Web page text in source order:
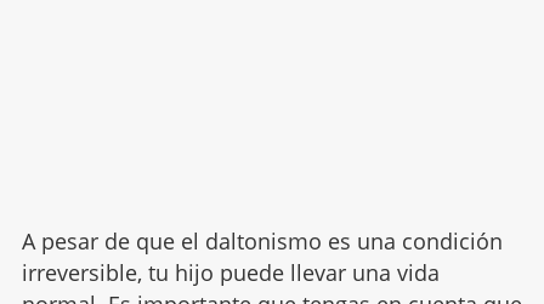
A pesar de que el daltonismo es una condición
irreversible, tu hijo puede llevar una vida